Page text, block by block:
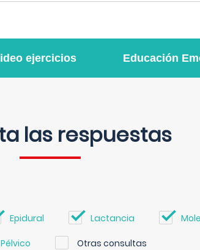
ejercicios Educación
las respuestas
Epidural Lactancia
Otras consultas